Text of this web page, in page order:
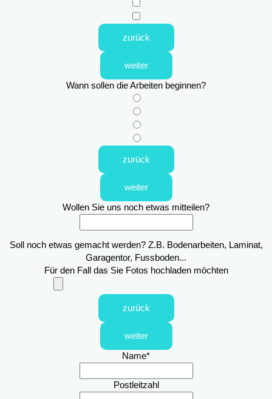
zurück
weiter
Wann sollen die Arbeiten beginnen?
zurück
weiter
Wollen Sie uns noch etwas mitteilen?
Soll noch etwas gemacht werden? Z.B. Bodenarbeiten, Laminat,
Garagentor, Fussboden...
Für den Fall das Sie Fotos hochladen möchten
zurück
weiter
Name*
Postleitzahl